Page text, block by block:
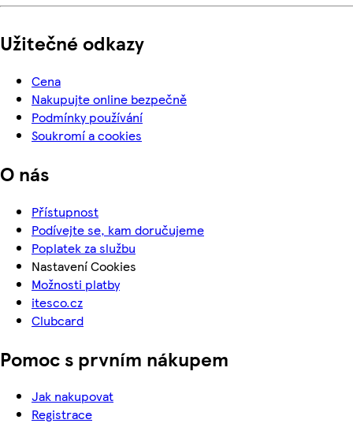
Užitečné odkazy
Cena
Nakupujte online bezpečně
Podmínky používání
Soukromí a cookies
O nás
Přístupnost
Podívejte se, kam doručujeme
Poplatek za službu
Nastavení Cookies
Možnosti platby
itesco.cz
Clubcard
Pomoc s prvním nákupem
Jak nakupovat
Registrace